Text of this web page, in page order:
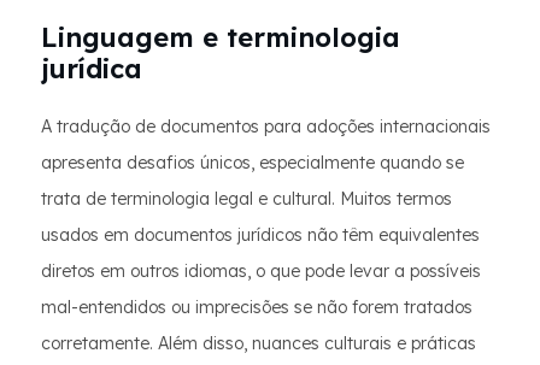
Linguagem e terminologia
jurídica
A tradução de documentos para adoções internacionais
apresenta desafios únicos, especialmente quando se
trata de terminologia legal e cultural. Muitos termos
usados em documentos jurídicos não têm equivalentes
diretos em outros idiomas, o que pode levar a possíveis
mal-entendidos ou imprecisões se não forem tratados
corretamente. Além disso, nuances culturais e práticas